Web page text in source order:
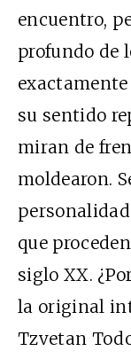
encuentro,
profundo de
su sentido
miran de
moldearon.
que
siglo XX.
la original
Tzvetan